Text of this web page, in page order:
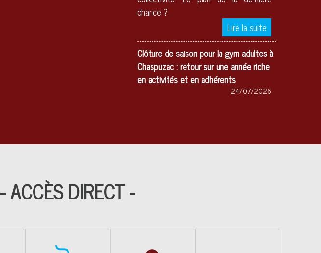
Clôture de saison pour la gym adultes à
Chaspuzac : retour sur une année riche
en activités et en adhérents
24/07/2026
Pour le dernier
cours de la
Chaspuzac se
Chaspuzac : succès de l'après-midi
- ACCÈS DIRECT -